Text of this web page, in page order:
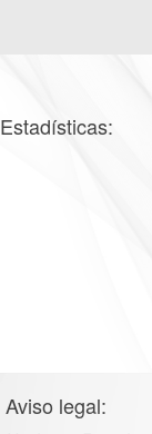
Estadísticas:
Aviso legal: